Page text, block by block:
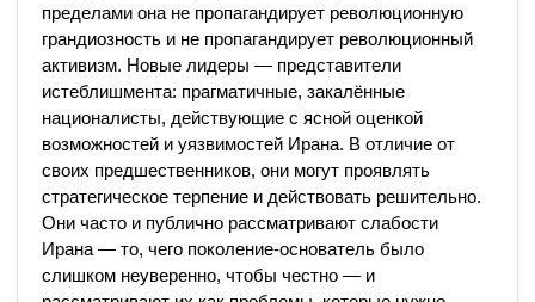
пределами она не пропагандирует революционную
грандиозность и не пропагандирует революционный
активизм. Новые лидеры — представители
истеблишмента: прагматичные, закалённые
националисты, действующие с ясной оценкой
возможностей и уязвимостей Ирана. В отличие от
своих предшественников, они могут проявлять
стратегическое терпение и действовать решительно.
Они часто и публично рассматривают слабости
Ирана — то, чего поколение-основатель было
слишком неуверенно, чтобы честно — и